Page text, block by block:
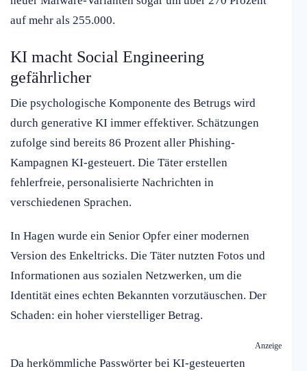
auf mehr als 255.000.
KI macht Social Engineering
gefährlicher
Die psychologische Komponente des Betrugs wird
durch generative KI immer effektiver. Schätzungen
zufolge sind bereits 86 Prozent aller Phishing-
Kampagnen KI-gesteuert. Die Täter erstellen
fehlerfreie, personalisierte Nachrichten in
verschiedenen Sprachen.
In Hagen wurde ein Senior Opfer einer modernen
Version des Enkeltricks. Die Täter nutzten Fotos und
Informationen aus sozialen Netzwerken, um die
Identität eines echten Bekannten vorzutäuschen. Der
Schaden: ein hoher vierstelliger Betrag.
Anzeige
Da herkömmliche Passwörter bei KI-gesteuerten